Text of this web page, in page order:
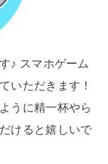
♪ スマホゲーム
いただきます！
うに精一杯やら
けると嬉しいで